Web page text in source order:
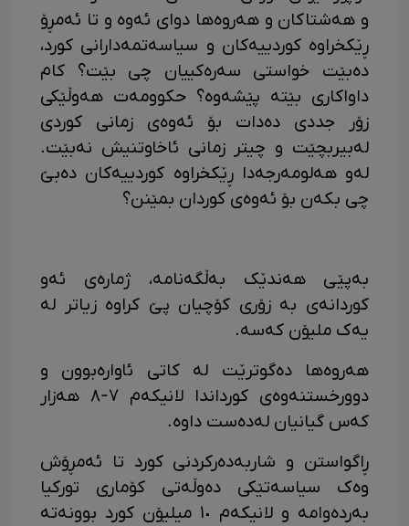
و هەشتاکان و هەروەها دوای ئەوە و تا ئەمڕۆ
ڕێکخراوە کوردییەکان و سیاسەتمەدارانی کورد،
دەبێت خواستی سەرەکییان چی بێت؟ کام
داواکاری بێتە پێشەوە؟ حکوومەت هەوڵێکی
زۆر جددی دەدات بۆ ئەوەی زمانی کوردی
لەبیربچێت و چیتر زمانی ئاخاوتنیش نەبێت.
لەو هەلومەرجەدا ڕێکخراوە کوردییەکان دەبێ
چی بکەن بۆ ئەوەی کوردان بمێنن؟
بەپێی هەندێک بەڵگەنامە، ژمارەی ئەو
کوردانەی بە زۆری کۆچیان پێ کراوە زیاتر لە
یەک ملیۆن کەسە.
هەروەها دەگوترێت لە کاتی ئاوارەبوون و
دوورخستنەوەی کورداندا لانیکەم ٧-٨ هەزار
کەس گیانیان لەدەست داوە.
ڕاگواستن و شاربەدەرکردنی کورد تا ئەمڕۆش
وەک سیاسەتێکی دەوڵەتی کۆماری تورکیا
بەردەوامە و لانیکەم ١٠ میلیۆن کورد بوونەتە